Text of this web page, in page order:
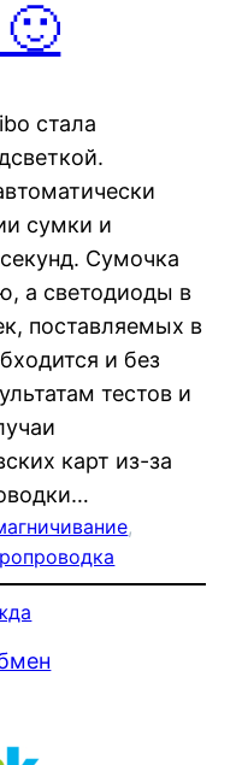
🙂
стала
сумки и
Сумочка
а светодиоды в
поставляемых в
и без
тестов и
карт из-за